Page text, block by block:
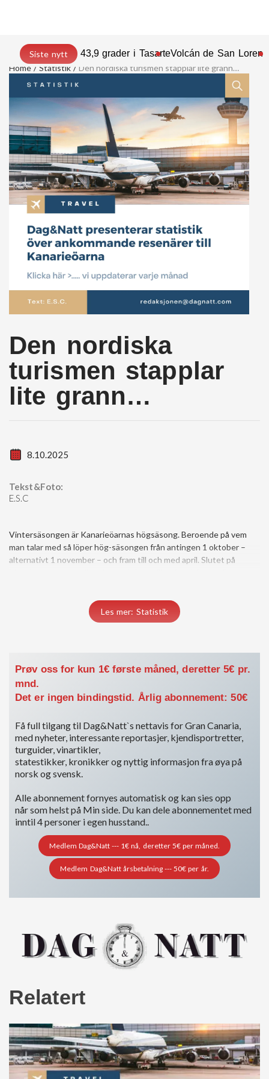
Siste nytt 43,9 grader i TasarteVolcán de San
Home
Statistik Den nordiska turismen stapplar lite grann…
Den nordiska
turismen stapplar
lite grann…
8.10.2025
Tekst&Foto:
E.S.C
Vintersäsongen är Kanarieöarnas högsäsong. Beroende på vem
man talar med så löper hög-säsongen från antingen 1 oktober –
alternativt 1 november – och fram till och med april. Slutet på
Du må være medlem for å få tilgang til dette innholdet.
Les mer: Statistik
Prøv oss for kun 1€ første måned, deretter 5€ pr.
mnd.
Det er ingen bindingstid. Årlig abonnement: 50€
Få full tilgang til Dag&Natt`s nettavis for Gran Canaria,
med nyheter, interessante reportasjer, kjendisportretter,
turguider, vinartikler,
statestikker, kronikker og nyttig informasjon fra øya på
norsk og svensk.
Alle abonnement fornyes automatisk og kan sies opp
når som helst på Min side. Du kan dele abonnementet med
inntil 4 personer i egen husstand..
Medlem Dag&Natt --- 1€ nå, deretter 5€ per måned.
Medlem Dag&Natt årsbetalning --- 50€ per år.
Relatert